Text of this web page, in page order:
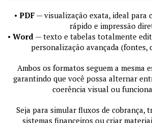
• PDF — visualização exata, ideal para
rápido e impressão
• Word — texto e tabelas totalmente
personalização avançada (fontes,
Ambos os formatos seguem a mesma
garantindo que você possa alternar
coerência visual ou
Seja para simular fluxos de cobrança,
sistemas financeiros ou criar